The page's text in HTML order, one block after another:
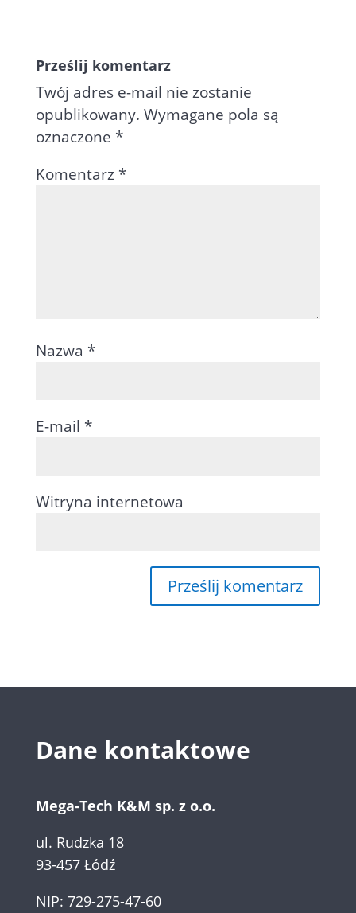
Prześlij komentarz
Twój adres e-mail nie zostanie
opublikowany. Wymagane pola są
oznaczone *
Komentarz *
Nazwa *
E-mail *
Witryna internetowa
Dane kontaktowe
Mega-Tech K&M sp. z o.o.
ul. Rudzka 18
93-457 Łódź
NIP: 729-275-47-60